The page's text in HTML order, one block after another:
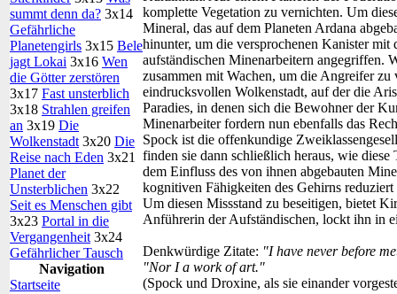
summt denn da? 3x14
Gefährliche
Planetengirls 3x15 Bele
jagt Lokai 3x16 Wen
die Götter zerstören
3x17 Fast unsterblich
3x18 Strahlen greifen
an 3x19 Die
Wolkenstadt 3x20 Die
Reise nach Eden 3x21
Planet der
Unsterblichen 3x22
Seit es Menschen gibt
3x23 Portal in die
Vergangenheit 3x24
Gefährlicher Tausch
Navigation
Startseite
komplette Vegetation zu vernichten. Um
Mineral, das auf dem Planeten Ardana
hinunter, um die versprochenen Kanister
aufständischen Minenarbeitern angegriffen.
zusammen mit Wachen, um die Angreifer
eindrucksvollen Wolkenstadt, auf der die
Paradies, in denen sich die Bewohner der
Minenarbeiter fordern nun ebenfalls das
Spock ist die offenkundige
finden sie dann schließlich heraus, wie
dem Einfluss des von ihnen abgebauten
kognitiven Fähigkeiten des Gehirns
Um diesen Missstand zu beseitigen, bietet
Anführerin der Aufständischen, lockt ihn in
Denkwürdige Zitate: "I have never before
"Nor I a work of art."
(Spock und Droxine, als sie einander